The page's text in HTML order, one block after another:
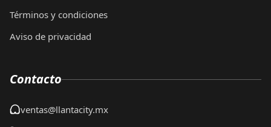
Términos y condiciones
Aviso de privacidad
Contacto
ventas@llantacity.mx